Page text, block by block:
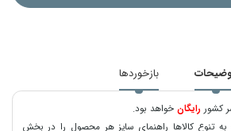
بازخوردها
کشور رایگانخواهد بود.
به تنوع کالاها راهنمای سایز هر محصول را در بخش